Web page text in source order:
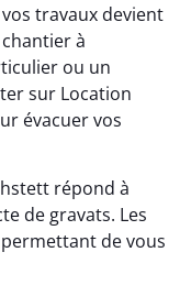
travaux devient
à
ou un
sur Location
évacuer vos
répond à
de gravats. Les
de vous